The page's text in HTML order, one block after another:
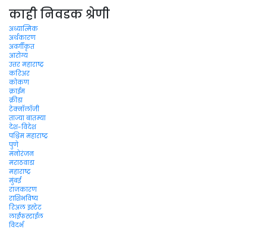
काही निवडक श्रेणी
अध्यात्मिक
अर्थकारण
अवर्गीकृत
आरोग्य
उत्तर महाराष्ट्र
करिअर
कोकण
क्राईम
क्रीडा
टेक्नॉलॉजी
ताज्या बातम्या
देश-विदेश
पश्चिम महाराष्ट्र
पुणे
मनोरंजन
मराठवाडा
महाराष्ट्र
मुंबई
राजकारण
राशिभविष्य
रिअल इस्टेट
लाईफस्टाईल
विदर्भ